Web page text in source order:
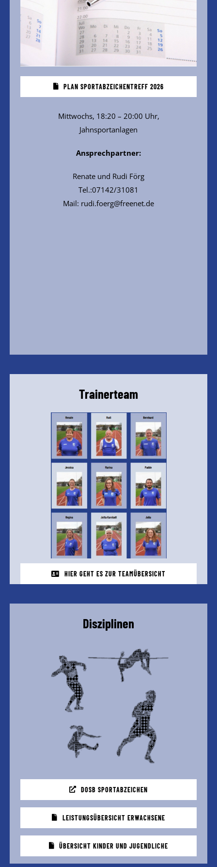
PLAN SPORTABZEICHENTREFF 2026
Mittwochs, 18:20 – 20:00 Uhr,
Jahnsportanlagen
Ansprechpartner:
Renate und Rudi Förg
Tel.:07142/31081
Mail: rudi.foerg@freenet.de
Trainerteam
HIER GEHT ES ZUR TEAMÜBERSICHT
Disziplinen
DOSB SPORTABZEICHEN
LEISTUNGSÜBERSICHT ERWACHSENE
ÜBERSICHT KINDER UND JUGENDLICHE